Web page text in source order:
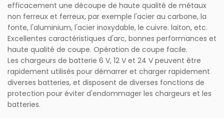
efficacement une découpe de haute qualité de métaux
non ferreux et ferreux, par exemple l'acier au carbone, la
fonte, l'aluminium, l'acier inoxydable, le cuivre. laiton, etc.
Excellentes caractéristiques d'arc, bonnes performances et
haute qualité de coupe. Opération de coupe facile.
Les chargeurs de batterie 6 V, 12 V et 24 V peuvent être
rapidement utilisés pour démarrer et charger rapidement
diverses batteries, et disposent de diverses fonctions de
protection pour éviter d'endommager les chargeurs et les
batteries.